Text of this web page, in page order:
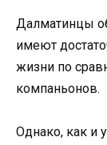
Далматинцы
имеют
жизни по
компаньонов.
Однако, как и